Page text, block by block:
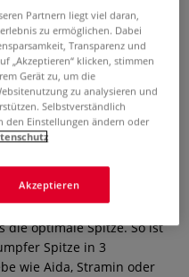
mit stumpfer
die optimale Spitze. So ist
Spitze in 3
wie Aida, Stramin oder
Partnern liegt viel daran,
zu ermöglichen. Dabei
Transparenz und
„Akzeptieren“ klicken, stimmen
Gerät zu, um die
zu analysieren und
Selbstverständlich
den Einstellungen ändern oder
Akzeptieren